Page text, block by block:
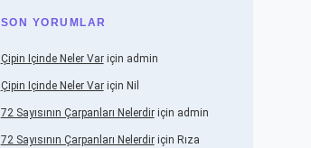
SON YORUMLAR
Çipin Içinde Neler Variçin admin
Çipin Içinde Neler Variçin Nil
72 Sayısının Çarpanları Nelerdiriçin admin
72 Sayısının Çarpanları Nelerdiriçin Rıza